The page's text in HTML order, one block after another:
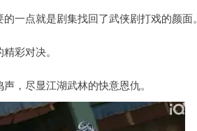
一点就是剧集找回了武侠剧打戏的颜面。
彩对决。
，尽显江湖武林的快意恩仇。